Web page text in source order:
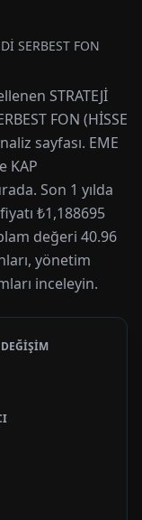
SERBEST FON
STRATEJİ
FON (HİSSE
sayfası. EME
KAP
Son 1 yılda
₺1,188695
değeri 40.96
yönetim
inceleyin.